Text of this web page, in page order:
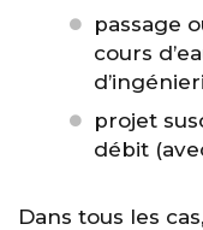
passage
cours
projet
débit
Dans tous les